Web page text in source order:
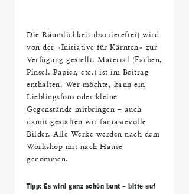
Die Räumlichkeit (barrierefrei) wird
von der »Initiative für Kärnten« zur
Verfügung gestellt. Material (Farben,
Pinsel. Papier, etc.) ist im Beitrag
enthalten. Wer möchte, kann ein
Lieblingsfoto oder kleine
Gegenstände mitbringen – auch
damit gestalten wir fantasievolle
Bilder. Alle Werke werden nach dem
Workshop mit nach Hause
genommen.
Tipp: Es wird ganz schön bunt – bitte auf